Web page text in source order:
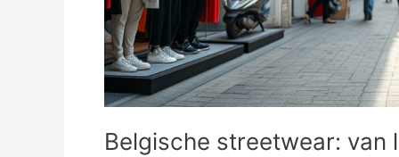
Belgische streetwear: